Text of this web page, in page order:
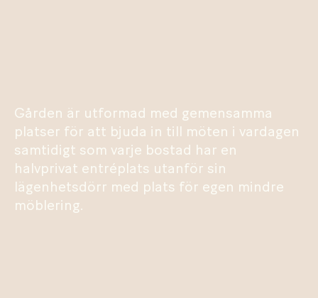
Gården är utformad med gemensamma
platser för att bjuda in till möten i vardagen
samtidigt som varje bostad har en
halvprivat entréplats utanför sin
lägenhetsdörr med plats för egen mindre
möblering.